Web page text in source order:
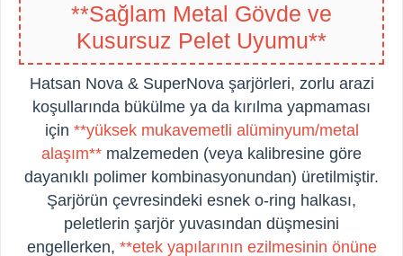
**Sağlam Metal Gövde ve
Kusursuz Pelet Uyumu**
Hatsan Nova & SuperNova şarjörleri, zorlu arazi
koşullarında bükülme ya da kırılma yapmaması
için **yüksek mukavemetli alüminyum/metal
alaşım** malzemeden (veya kalibresine göre
dayanıklı polimer kombinasyonundan) üretilmiştir.
Şarjörün çevresindeki esnek o-ring halkası,
peletlerin şarjör yuvasından düşmesini
engellerken, **etek yapılarının ezilmesinin önüne